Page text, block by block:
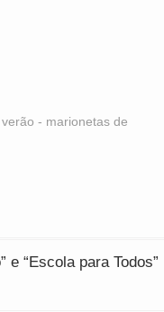
- marionetas de
e “Escola para Todos”